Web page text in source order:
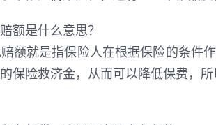
额是什么意思？
赔额就是指保险人在根据保险的条
保险救济金，从而可以降低保费，